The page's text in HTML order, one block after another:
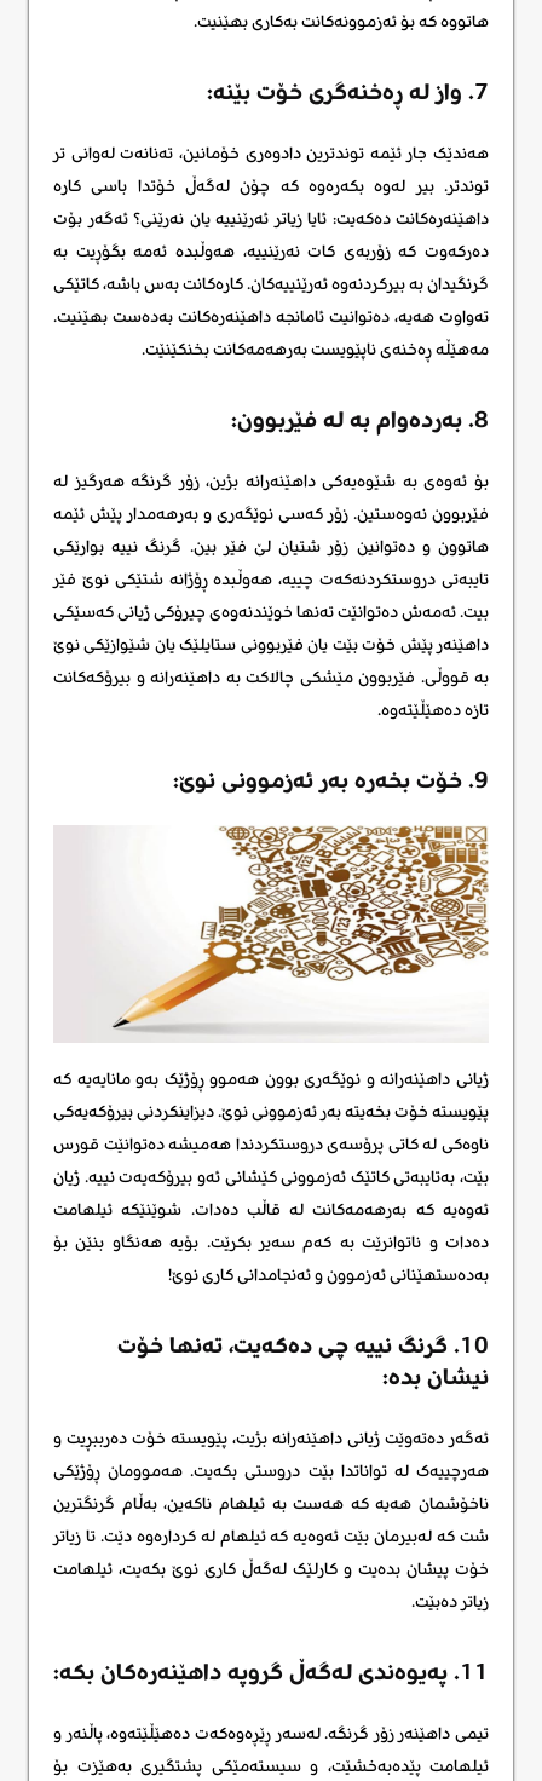
هاتووە کە بۆ ئەزموونەکانت بەکاری بهێنیت.
7. واز لە ڕەخنەگری خۆت بێنە:
هەندێک جار ئێمە توندترین دادوەری خۆمانین، تەنانەت لەوانی تر
توندتر. بیر لەوە بکەرەوە کە چۆن لەگەڵ خۆتدا باسی کارە
داهێنەرەکانت دەکەیت: ئایا زیاتر ئەرێنییە یان نەرێنی؟ ئەگەر بۆت
دەرکەوت کە زۆربەی کات نەرێنییە، هەوڵبدە ئەمە بگۆڕیت بە
گرنگیدان بە بیرکردنەوە ئەرێنییەکان. کارەکانت بەس باشە، کاتێکی
تەواوت هەیە، دەتوانیت ئامانجە داهێنەرەکانت بەدەست بهێنیت.
مەهێڵە ڕەخنەی ناپێویست بەرهەمەکانت بخنکێنێت.
8. بەردەوام بە لە فێربوون:
بۆ ئەوەی بە شێوەیەکی داهێنەرانە بژین، زۆر گرنگە هەرگیز لە
فێربوون نەوەستین. زۆر کەسی نوێگەری و بەرهەمدار پێش ئێمە
هاتوون و دەتوانین زۆر شتیان لێ فێر بین. گرنگ نییە بوارێکی
تایبەتی دروستکردنەکەت چییە، هەوڵبدە ڕۆژانە شتێکی نوێ فێر
بیت. ئەمەش دەتوانێت تەنها خوێندنەوەی چیرۆکی ژیانی کەسێکی
داهێنەر پێش خۆت بێت یان فێربوونی ستایلێک یان شێوازێکی نوێ
بە قووڵی. فێربوون مێشکی چالاکت بە داهێنەرانە و بیرۆکەکانت
تازە دەهێڵێتەوە.
9. خۆت بخەرە بەر ئەزموونی نوێ:
ژیانی داهێنەرانه و نوێگەری بوون هەموو ڕۆژێک بەو مانایەیە کە
پێویستە خۆت بخەیتە بەر ئەزموونی نوێ. دیزاینکردنی بیرۆکەیەکی
ناوەکی لە کاتی پرۆسەی دروستکردندا هەمیشە دەتوانێت قورس
بێت، بەتایبەتی کاتێک ئەزموونی کێشانی ئەو بیرۆکەیەت نییە. ژیان
ئەوەیە کە بەرهەمەکانت لە قاڵب دەدات. شوێنێکە ئیلهامت
دەدات و ناتوانرێت بە کەم سەیر بکرێت. بۆیە هەنگاو بنێن بۆ
بەدەستهێنانی ئەزموون و ئەنجامدانی کاری نوێ!
10. گرنگ نییە چی دەکەیت، تەنها خۆت
نیشان بدە:
ئەگەر دەتەوێت ژیانی داهێنەرانه بژیت، پێویستە خۆت دەرببڕیت و
هەرچییەک لە تواناتدا بێت دروستی بکەیت. هەموومان ڕۆژێکی
ناخۆشمان هەیە کە هەست بە ئیلهام ناکەین، بەڵام گرنگترین
شت کە لەبیرمان بێت ئەوەیە کە ئیلهام لە کردارەوە دێت. تا زیاتر
خۆت پیشان بدەیت و کارلێک لەگەڵ کاری نوێ بکەیت، ئیلهامت
زیاتر دەبێت.
11. پەیوەندی لەگەڵ گروپە داهێنەرەکان بکە:
تیمی داهێنەر زۆر گرنگە. لەسەر ڕێڕەوەکەت دەهێڵێتەوە، پاڵنەر و
ئیلهامت پێدەبەخشێت، و سیستەمێکی پشتگیری بەهێزت بۆ